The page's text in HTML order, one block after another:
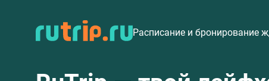
Расписание и бронирование